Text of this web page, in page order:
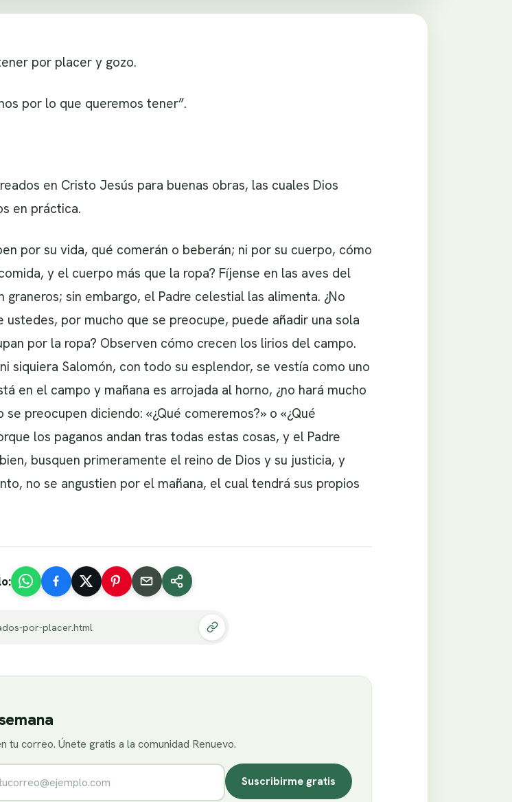
por placer y gozo.
por lo que queremos tener”.
en Cristo Jesús para buenas obras, las cuales Dios
en práctica.
por su vida, qué comerán o beberán; ni por su cuerpo, cómo
y el cuerpo más que la ropa? Fíjense en las aves del
sin embargo, el Padre celestial las alimenta. ¿No
por mucho que se preocupe, puede añadir una sola
por la ropa? Observen cómo crecen los lirios del campo.
siquiera Salomón, con todo su esplendor, se vestía como uno
en el campo y mañana es arrojada al horno, ¿no hará mucho
preocupen diciendo: «¿Qué comeremos?» o «¿Qué
los paganos andan tras todas estas cosas, y el Padre
busquen primeramente el reino de Dios y su justicia, y
no se angustien por el mañana, el cual tendrá sus propios
por-placer.html
tu correo. Únete gratis a la comunidad Renuevo.
electrónico
Suscribirme gratis